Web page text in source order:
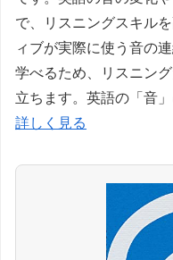
で、リスニングスキル
ィブが実際に使う音の
学べるため、リスニン
立ちます。英語の「音
詳しく見る